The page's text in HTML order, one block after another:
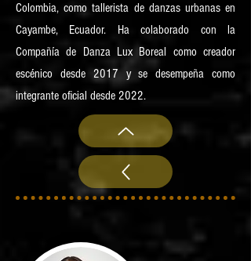
Colombia, como tallerista de danzas urbanas en
Cayambe, Ecuador. Ha colaborado con la
Compañía de Danza Lux Boreal como creador
escénico desde 2017 y se desempeña como
integrante oficial desde 2022.